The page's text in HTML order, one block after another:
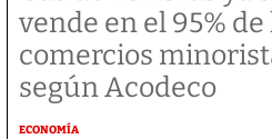
vende en el 95% de
comercios
según Acodeco
ECONOMÍA